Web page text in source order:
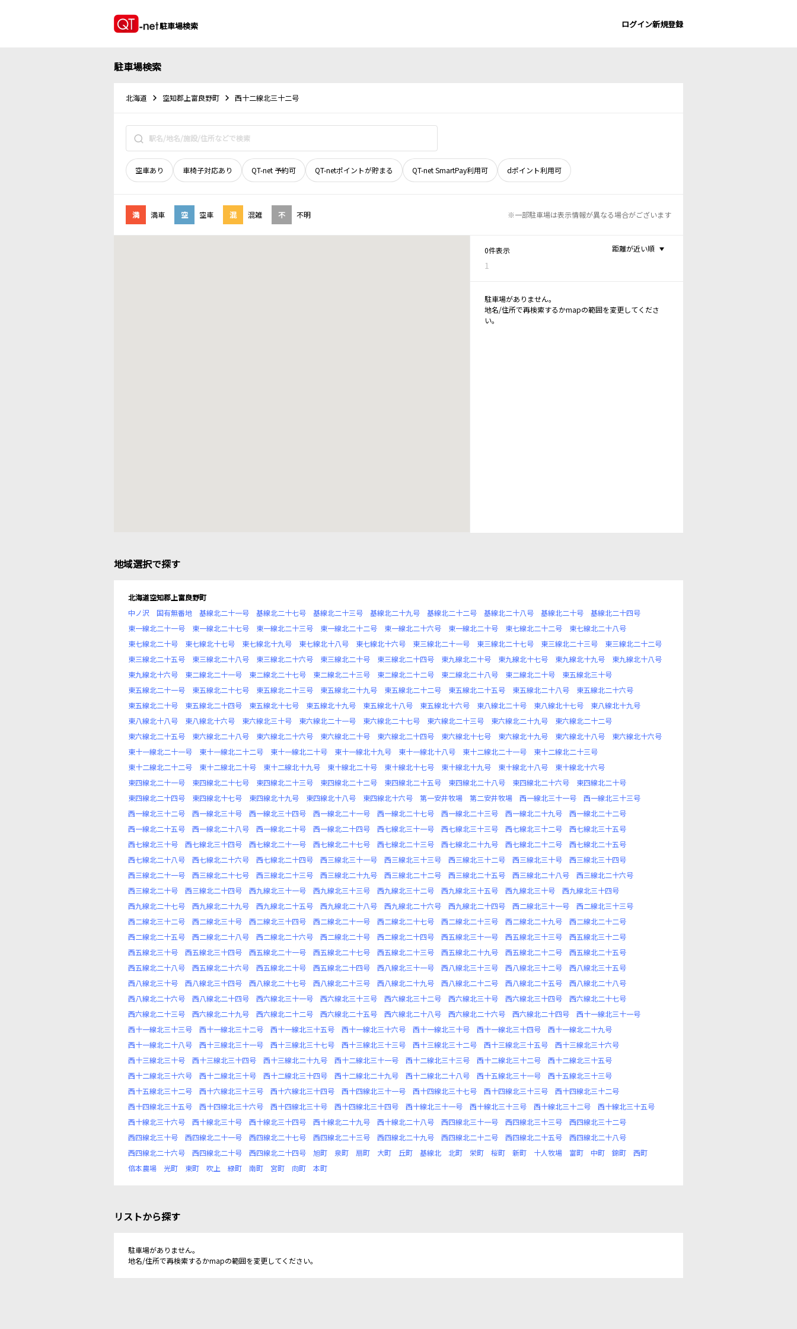
駐車場検索 ログイン新規登録
駐車場検索
北海道 空知郡上富良野町 西十二線北三十二号
空車あり 車椅子対応あり QT-net 予約可 QT-netポイントが貯まる QT-net SmartPay利用可 dポイント利用可
満 満車 空 空車 混 混雑 不 不明 ※一部駐車場は表示情報が異なる場合がございます
0件表示
1
距離が近い順
駐車場がありません。
地名/住所で再検索するかmapの範囲を変更してくださ
い。
地域選択で探す
北海道空知郡上富良野町
中ノ沢
国有無番地 基線北二十一号 基線北二十七号 基線北二十三号 基線北二十九号 基線北二十二号 基線北二十八号 基線北二十号
基線北二十四号
東一線北二十一号
東一線北二十七号 東一線北二十三号 東一線北二十二号 東一線北二十六号 東一線北二十号 東七線北二十二号
東七線北二十八号
東七線北二十号
東七線北十七号 東七線北十九号 東七線北十八号 東七線北十六号 東三線北二十一号 東三線北二十七号 東三線北二十三号
東三線北二十二号
東三線北二十五号
東三線北二十八号 東三線北二十六号 東三線北二十号 東三線北二十四号 東九線北二十号 東九線北十七号 東九線北十九号
東九線北十八号
東九線北十六号
東二線北二十一号 東二線北二十七号 東二線北二十三号 東二線北二十二号 東二線北二十八号 東二線北二十号
東五線北三十号
東五線北二十一号
東五線北二十七号 東五線北二十三号 東五線北二十九号 東五線北二十二号 東五線北二十五号 東五線北二十八号
東五線北二十六号
東五線北二十号
東五線北二十四号 東五線北十七号 東五線北十九号 東五線北十八号 東五線北十六号 東八線北二十号 東八線北十七号
東八線北十九号
東八線北十八号
東八線北十六号 東六線北三十号 東六線北二十一号 東六線北二十七号 東六線北二十三号 東六線北二十九号
東六線北二十二号
東六線北二十五号
東六線北二十八号 東六線北二十六号 東六線北二十号 東六線北二十四号 東六線北十七号 東六線北十九号 東六線北十八号
東六線北十六号
東十一線北二十一号
東十一線北二十二号 東十一線北二十号 東十一線北十九号 東十一線北十八号 東十二線北二十一号
東十二線北二十三号
東十二線北二十二号
東十二線北二十号 東十二線北十九号 東十線北二十号 東十線北十七号 東十線北十九号 東十線北十八号
東十線北十六号
東四線北二十一号
東四線北二十七号 東四線北二十三号 東四線北二十二号 東四線北二十五号 東四線北二十八号 東四線北二十六号
東四線北二十号
東四線北二十四号
東四線北十七号 東四線北十九号 東四線北十八号 東四線北十六号 第一安井牧場 第二安井牧場 西一線北三十一号
西一線北三十三号
西一線北三十二号
西一線北三十号 西一線北三十四号 西一線北二十一号 西一線北二十七号 西一線北二十三号 西一線北二十九号
西一線北二十二号
西一線北二十五号
西一線北二十八号 西一線北二十号 西一線北二十四号 西七線北三十一号 西七線北三十三号 西七線北三十二号
西七線北三十五号
西七線北三十号
西七線北三十四号 西七線北二十一号 西七線北二十七号 西七線北二十三号 西七線北二十九号 西七線北二十二号
西七線北二十五号
西七線北二十八号
西七線北二十六号 西七線北二十四号 西三線北三十一号 西三線北三十三号 西三線北三十二号 西三線北三十号
西三線北三十四号
西三線北二十一号
西三線北二十七号 西三線北二十三号 西三線北二十九号 西三線北二十二号 西三線北二十五号 西三線北二十八号
西三線北二十六号
西三線北二十号
西三線北二十四号 西九線北三十一号 西九線北三十三号 西九線北三十二号 西九線北三十五号 西九線北三十号
西九線北三十四号
西九線北二十七号
西九線北二十九号 西九線北二十五号 西九線北二十八号 西九線北二十六号 西九線北二十四号 西二線北三十一号
西二線北三十三号
西二線北三十二号
西二線北三十号 西二線北三十四号 西二線北二十一号 西二線北二十七号 西二線北二十三号 西二線北二十九号
西二線北二十二号
西二線北二十五号
西二線北二十八号 西二線北二十六号 西二線北二十号 西二線北二十四号 西五線北三十一号 西五線北三十三号
西五線北三十二号
西五線北三十号
西五線北三十四号 西五線北二十一号 西五線北二十七号 西五線北二十三号 西五線北二十九号 西五線北二十二号
西五線北二十五号
西五線北二十八号
西五線北二十六号 西五線北二十号 西五線北二十四号 西八線北三十一号 西八線北三十三号 西八線北三十二号
西八線北三十五号
西八線北三十号
西八線北三十四号 西八線北二十七号 西八線北二十三号 西八線北二十九号 西八線北二十二号 西八線北二十五号
西八線北二十八号
西八線北二十六号
西八線北二十四号 西六線北三十一号 西六線北三十三号 西六線北三十二号 西六線北三十号 西六線北三十四号
西六線北二十七号
西六線北二十三号
西六線北二十九号 西六線北二十二号 西六線北二十五号 西六線北二十八号 西六線北二十六号 西六線北二十四号
西十一線北三十一号
西十一線北三十三号
西十一線北三十二号 西十一線北三十五号 西十一線北三十六号 西十一線北三十号 西十一線北三十四号
西十一線北二十九号
西十一線北二十八号
西十三線北三十一号 西十三線北三十七号 西十三線北三十三号 西十三線北三十二号 西十三線北三十五号
西十三線北三十六号
西十三線北三十号
西十三線北三十四号 西十三線北二十九号 西十二線北三十一号 西十二線北三十三号 西十二線北三十二号
西十二線北三十五号
西十二線北三十六号
西十二線北三十号 西十二線北三十四号 西十二線北二十九号 西十二線北二十八号 西十五線北三十一号
西十五線北三十三号
西十五線北三十二号
西十六線北三十三号 西十六線北三十四号 西十四線北三十一号 西十四線北三十七号 西十四線北三十三号
西十四線北三十二号
西十四線北三十五号
西十四線北三十六号 西十四線北三十号 西十四線北三十四号 西十線北三十一号 西十線北三十三号 西十線北三十二号
西十線北三十五号
西十線北三十六号
西十線北三十号 西十線北三十四号 西十線北二十九号 西十線北二十八号 西四線北三十一号 西四線北三十三号
西四線北三十二号
西四線北三十号
西四線北二十一号 西四線北二十七号 西四線北二十三号 西四線北二十九号 西四線北二十二号 西四線北二十五号
西四線北二十八号
西四線北二十六号
西四線北二十号 西四線北二十四号 旭町 泉町 扇町 大町 丘町 基線北 北町 栄町 桜町 新町 十人牧場 富町 中町 錦町
西町
倍本農場
光町 東町 吹上 緑町 南町 宮町 向町 本町
リストから探す
駐車場がありません。
地名/住所で再検索するかmapの範囲を変更してください。